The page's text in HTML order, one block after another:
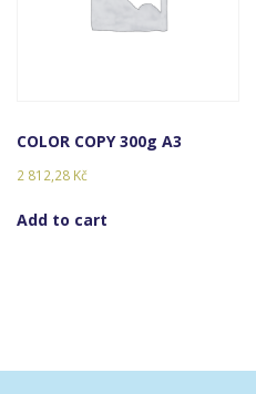
COLOR COPY 300g A3
2 812,28 Kč
Add to cart